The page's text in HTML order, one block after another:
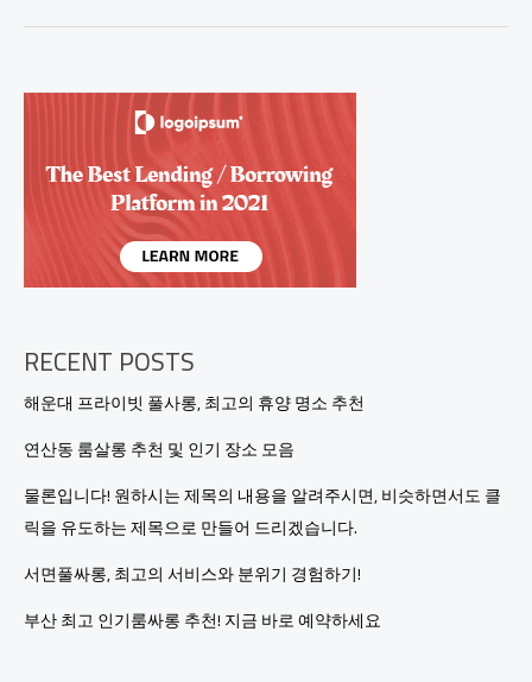
원
려
주
시
면,
비
슷
하
면
서
도
클
릭
을
RECENT POSTS
해운대 프라이빗 풀사롱, 최고의 휴양 명소 추천
연산동 룸살롱 추천 및 인기 장소 모음
물론입니다! 원하시는 제목의 내용을 알려주시면, 비슷하면서도 클
릭을 유도하는 제목으로 만들어 드리겠습니다.
서면풀싸롱, 최고의 서비스와 분위기 경험하기!
부산 최고 인기룸싸롱 추천! 지금 바로 예약하세요